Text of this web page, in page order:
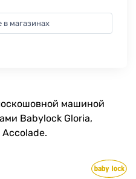
в магазинах
машиной
Babylock Gloria,